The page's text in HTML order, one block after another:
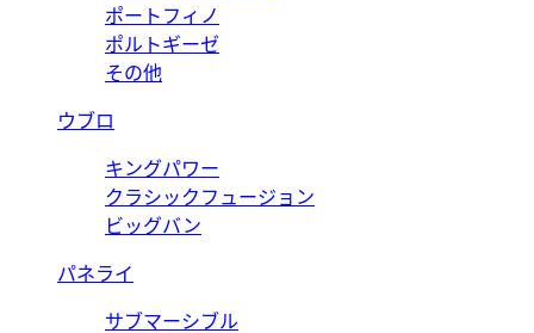
ポートフィノ
ポルトギーゼ
その他
ウブロ
キングパワー
クラシックフュージョン
ビッグバン
パネライ
サブマーシブル